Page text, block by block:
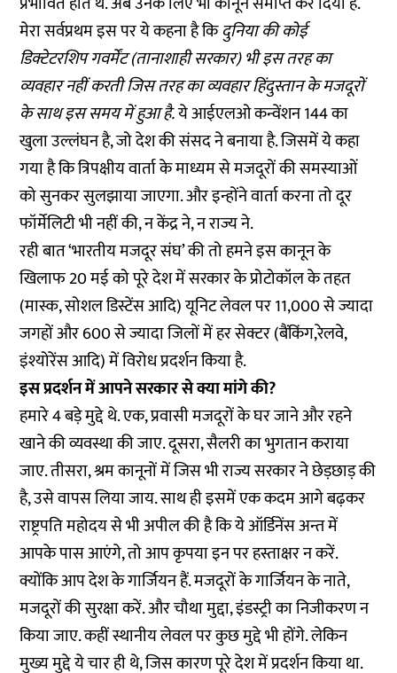
मेरा सर्वप्रथम इस पर ये कहना है किदुनिया की कोई
डिक्टेटरशिप गवर्मेंट (तानाशाही सरकार) भी इस तरह का
व्यवहार नहीं करती जिस तरह का व्यवहार हिंदुस्तान के मजदूरों
के साथ इस समय में हुआ है.ये आईएलओ कन्वेंशन 144 का
खुला उल्लंघन है, जो देश की संसद ने बनाया है. जिसमें ये कहा
गया है कि त्रिपक्षीय वार्ता के माध्यम से मजदूरों की समस्याओं
को सुनकर सुलझाया जाएगा. और इन्होंने वार्ता करना तो दूर
फॉर्मेलिटी भी नहीं की, न केंद्र ने, न राज्य ने.
रही बात ‘भारतीय मजदूर संघ’ की तो हमने इस कानून के
खिलाफ 20 मई को पूरे देश में सरकार के प्रोटोकॉल के तहत
(मास्क, सोशल डिस्टेंस आदि) यूनिट लेवल पर 11,000 से ज्यादा
जगहों और 600 से ज्यादा जिलों में हर सेक्टर (बैंकिंग,रेलवे,
इंश्योरेंस आदि) में विरोध प्रदर्शन किया है.
इस प्रदर्शन में आपने सरकार से क्या मांगे की?
हमारे 4 बड़े मुद्दे थे. एक, प्रवासी मजदूरों के घर जाने और रहने
खाने की व्यवस्था की जाए. दूसरा, सैलरी का भुगतान कराया
जाए. तीसरा, श्रम कानूनों में जिस भी राज्य सरकार ने छेड़छाड़ की
है, उसे वापस लिया जाय. साथ ही इसमें एक कदम आगे बढ़कर
राष्ट्रपति महोदय से भी अपील की है कि ये ऑर्डिनेंस अन्त में
आपके पास आएंगे, तो आप कृपया इन पर हस्ताक्षर न करें.
क्योंकि आप देश के गार्जियन हैं. मजदूरों के गार्जियन के नाते,
मजदूरों की सुरक्षा करें. और चौथा मुद्दा, इंडस्ट्री का निजीकरण न
किया जाए. कहीं स्थानीय लेवल पर कुछ मुद्दे भी होंगे. लेकिन
मुख्य मुद्दे ये चार ही थे, जिस कारण पूरे देश में प्रदर्शन किया था.